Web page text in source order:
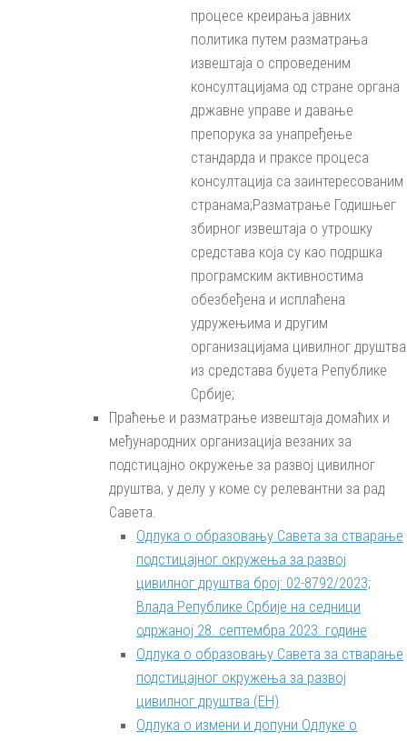
процесе креирања јавних
политика путем разматрања
извештаја о спроведеним
консултацијама од стране органа
државне управе и давање
препорука за унапређење
стандарда и праксе процеса
консултација са заинтересованим
странама;Разматрање Годишњег
збирног извештаја о утрошку
средстава која су као подршка
програмским активностима
обезбеђена и исплаћена
удружењима и другим
организацијама цивилног друштва
из средстава буџета Републике
Србије;
Праћење и разматрање извештаја домаћих и
међународних организација везаних за
подстицајно окружење за развој цивилног
друштва, у делу у коме су релевантни за рад
Савета.
Одлука о образовању Савета за стварање
подстицајног окружења за развој
цивилног друштва број: 02-8792/2023;
Влада Републике Србије на седници
одржаној 28. септембра 2023. године
Одлука о образовању Савета за стварање
подстицајног окружења за развој
цивилног друштва (ЕН)
Одлука о измени и допуни Одлуке о